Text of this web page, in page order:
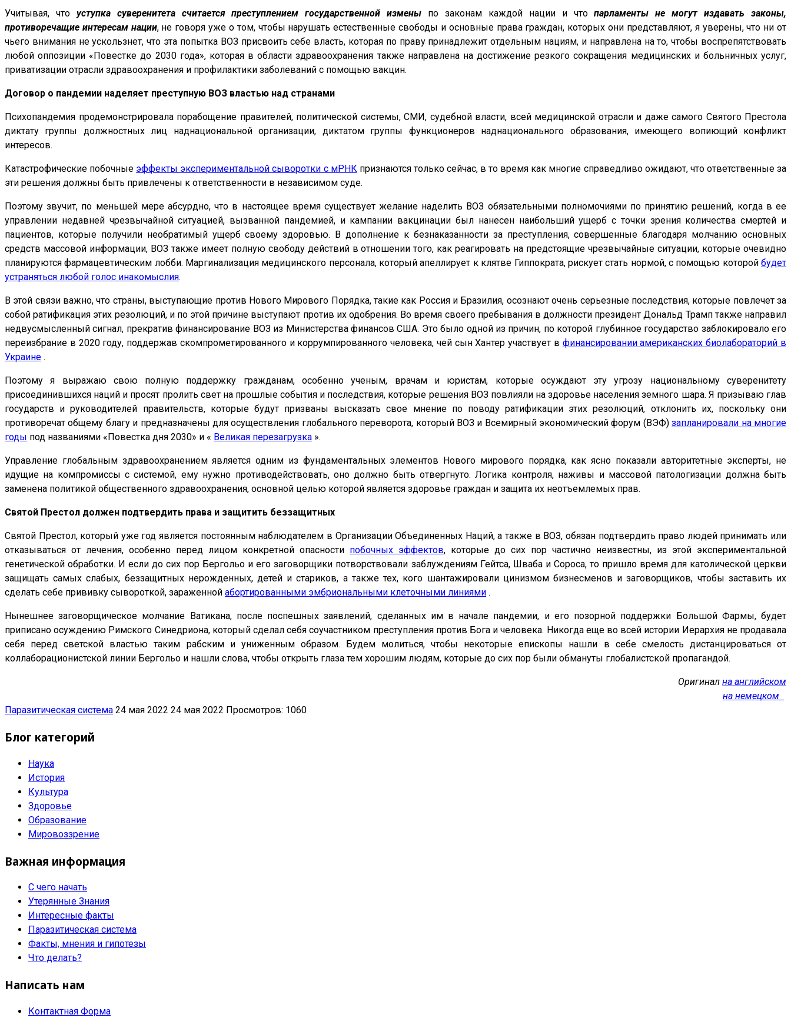
Учитывая, что уступка суверенитета считается преступлением государственной измены по законам каждой нации и чтопарламенты не могут издавать законы,
противоречащие интересам нации, не говоря уже о том, чтобы нарушать естественные свободы и основные права граждан, которых они представляют, я уверены, что ни от
чьего внимания не ускользнет, что эта попытка ВОЗ присвоить себе власть, которая по праву принадлежит отдельным нациям, и направлена ​​на то, чтобы воспрепятствовать
любой оппозиции «Повестке до 2030 года», которая в области здравоохранения также направлена ​​на достижение резкого сокращения медицинских и больничных услуг,
приватизации отрасли здравоохранения и профилактики заболеваний с помощью вакцин.
Договор о пандемии наделяет преступную ВОЗ властью над странами
Психопандемия продемонстрировала порабощение правителей, политической системы, СМИ, судебной власти, всей медицинской отрасли и даже самого Святого Престола
диктату группы должностных лиц наднациональной организации, диктатом группы функционеров наднационального образования, имеющего вопиющий конфликт
интересов.
Катастрофические побочные эффекты экспериментальной сыворотки с мРНКпризнаются только сейчас, в то время как многие справедливо ожидают, что ответственные за
эти решения должны быть привлечены к ответственности в независимом суде.
Поэтому звучит, по меньшей мере абсурдно, что в настоящее время существует желание наделить ВОЗ обязательными полномочиями по принятию решений, когда в ее
управлении недавней чрезвычайной ситуацией, вызванной пандемией, и кампании вакцинации был нанесен наибольший ущерб с точки зрения количества смертей и
пациентов, которые получили необратимый ущерб своему здоровью. В дополнение к безнаказанности за преступления, совершенные благодаря молчанию основных
средств массовой информации, ВОЗ также имеет полную свободу действий в отношении того, как реагировать на предстоящие чрезвычайные ситуации, которые очевидно
планируются фармацевтическим лобби. Маргинализация медицинского персонала, который апеллирует к клятве Гиппократа, рискует стать нормой, с помощью которой будет
устраняться любой голос инакомыслия.
В этой связи важно, что страны, выступающие против Нового Мирового Порядка, такие как Россия и Бразилия, осознают очень серьезные последствия, которые повлечет за
собой ратификация этих резолюций, и по этой причине выступают против их одобрения. Во время своего пребывания в должности президент Дональд Трамп также направил
недвусмысленный сигнал, прекратив финансирование ВОЗ из Министерства финансов США. Это было одной из причин, по которой глубинное государство заблокировало его
переизбрание в 2020 году, поддержав скомпрометированного и коррумпированного человека, чей сын Хантер участвует в финансировании американских биолабораторий в
Украине .
Поэтому я выражаю свою полную поддержку гражданам, особенно ученым, врачам и юристам, которые осуждают эту угрозу национальному суверенитету
присоединившихся наций и просят пролить свет на прошлые события и последствия, которые решения ВОЗ повлияли на здоровье населения земного шара. Я призываю глав
государств и руководителей правительств, которые будут призваны высказать свое мнение по поводу ратификации этих резолюций, отклонить их, поскольку они
противоречат общему благу и предназначены для осуществления глобального переворота, который ВОЗ и Всемирный экономический форум (ВЭФ)запланировали на многие
годы под названиями «Повестка дня 2030» и « Великая перезагрузка ».
Управление глобальным здравоохранением является одним из фундаментальных элементов Нового мирового порядка, как ясно показали авторитетные эксперты, не
идущие на компромиссы с системой, ему нужно противодействовать, оно должно быть отвергнуто. Логика контроля, наживы и массовой патологизации должна быть
заменена политикой общественного здравоохранения, основной целью которой является здоровье граждан и защита их неотъемлемых прав.
Святой Престол должен подтвердить права и защитить беззащитных
Святой Престол, который уже год является постоянным наблюдателем в Организации Объединенных Наций, а также в ВОЗ, обязан подтвердить право людей принимать или
отказываться от лечения, особенно перед лицом конкретной опасности побочных эффектов, которые до сих пор частично неизвестны, из этой экспериментальной
генетической обработки. И если до сих пор Бергольо и его заговорщики потворствовали заблуждениям Гейтса, Шваба и Сороса, то пришло время для католической церкви
защищать самых слабых, беззащитных нерожденных, детей и стариков, а также тех, кого шантажировали цинизмом бизнесменов и заговорщиков, чтобы заставить их
сделать себе прививку сывороткой, зараженной абортированными эмбриональными клеточными линиями .
Нынешнее заговорщическое молчание Ватикана, после поспешных заявлений, сделанных им в начале пандемии, и его позорной поддержки Большой Фармы, будет
приписано осуждению Римского Синедриона, который сделал себя соучастником преступления против Бога и человека. Никогда еще во всей истории Иерархия не продавала
себя перед светской властью таким рабским и униженным образом. Будем молиться, чтобы некоторые епископы нашли в себе смелость дистанцироваться от
коллаборационистской линии Бергольо и нашли слова, чтобы открыть глаза тем хорошим людям, которые до сих пор были обмануты глобалистской пропагандой.
Оригинал на английском
на немецком
Паразитическая система 24 мая 2022 24 мая 2022 Просмотров: 1060
Блог категорий
Наука
История
Культура
Здоровье
Образование
Мировоззрение
Важная информация
С чего начать
Утерянные Знания
Интересные факты
Паразитическая система
Факты, мнения и гипотезы
Что делать?
Написать нам
Контактная Форма